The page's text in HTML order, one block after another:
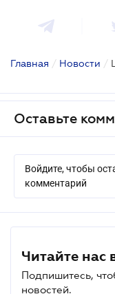
Главная / Новости /
Оставьте
Войдите, чтобы
комментарий
Читайте нас
Подпишитесь,
новостей.